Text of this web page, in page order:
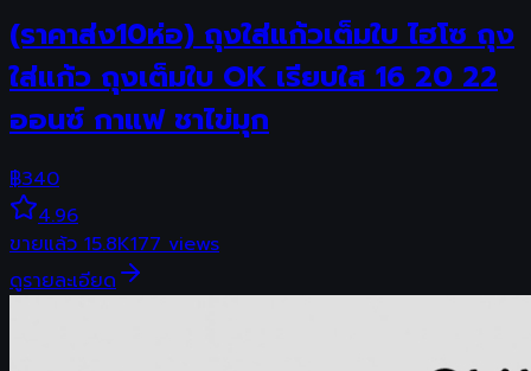
(ราคาส่ง10ห่อ) ถุงใส่แก้วเต็มใบ ไฮโซ ถุง
ใส่แก้ว ถุงเต็มใบ OK เรียบใส 16 20 22
ออนซ์ กาแฟ ชาไข่มุก
฿340
4.96
ขายแล้ว15.8K177views
ดูรายละเอียด